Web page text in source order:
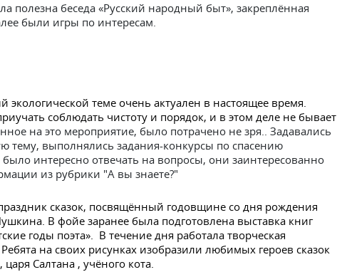
полезна беседа «Русский народный быт», закреплённая
были игры по интересам.
теме очень актуален в настоящее время.
соблюдать чистоту и порядок, и в этом деле не бывает
на это мероприятие, было потрачено не зря.. Задавались
тему, выполнялись задания-конкурсы по спасению
интересно отвечать на вопросы, они заинтересованно
из рубрики "А вы знаете?"
сказок, посвящённый годовщине со дня рождения
В фойе заранее была подготовлена выставка книг
годы поэта». В течение дня работала творческая
на своих рисунках изобразили любимых героев сказок
Салтана , учёного кота.